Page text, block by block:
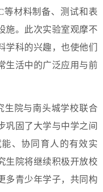
等材料制备、测试和表
施。此次实验室观摩不
科的兴趣，也使他们
生活中的广泛应用与前
生院与南头城学校联合
巩固了大学与中学之间
、协同育人的有效实
生院将继续积极开放校
多青少年学子，共同构